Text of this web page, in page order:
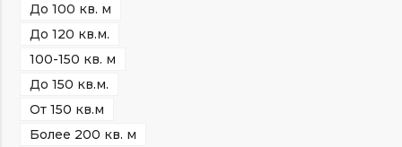
До 100 кв. м
До 120 кв.м.
100-150 кв. м
До 150 кв.м.
От 150 кв.м
Более 200 кв. м